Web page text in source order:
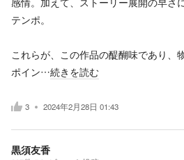
テンポ。
これらが、この作品の醍醐味であり、
ポイン…続きを読む
3 2024年2月28日 01:43
黒須友香